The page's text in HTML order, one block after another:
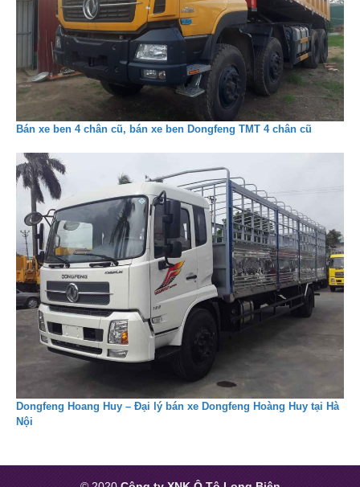
Bán xe ben 4 chân cũ, bán xe ben Dongfeng TMT 4 chân cũ
Dongfeng Hoang Huy – Đại lý bán xe Dongfeng Hoàng Huy tại Hà
Nội